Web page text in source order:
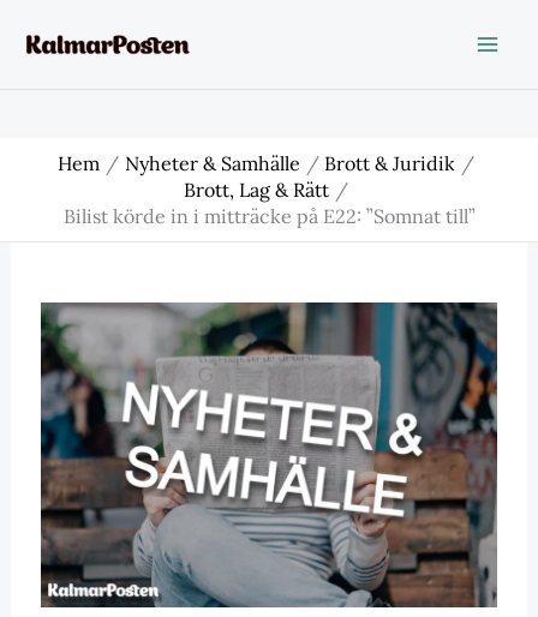
Hem Nyheter & Samhälle
Brott & Juridik
Brott, Lag & Rätt
Bilist körde in i mitträcke på E22: ”Somnat till”